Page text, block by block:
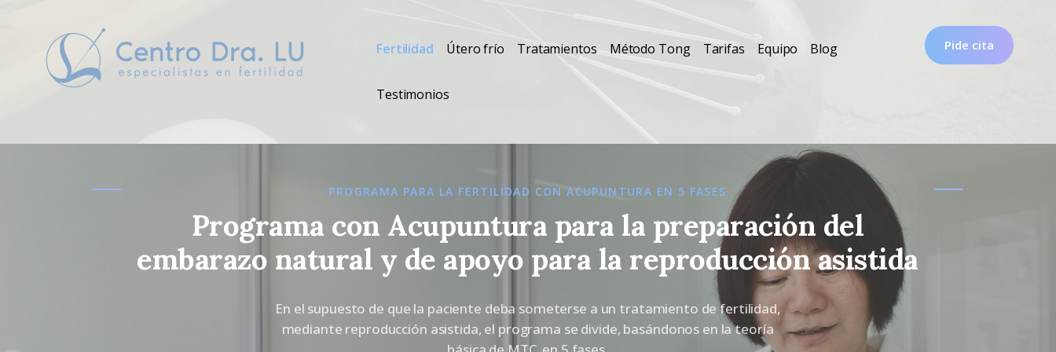
Fertilidad Útero frío Tratamientos Método Tong Tarifas Equipo Blog
Testimonios
Pide cita
Nosotros
Psicología para la
fertilidad
Tratamientos
Testimonios
PROGRAMA PARA LA FERTILIDAD CON ACUPUNTURA EN 5 FASES
Programa con Acupuntura para la preparación del
embarazo natural y de apoyo para la reproducción asistida
En el supuesto de que la paciente deba someterse a un tratamiento de fertilidad,
mediante reproducción asistida, el programa se divide, basándonos en la teoría